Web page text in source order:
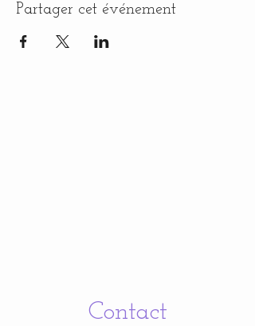
Partager cet événement
Contact